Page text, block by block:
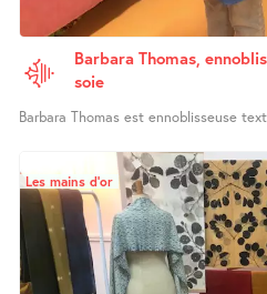
Barbara Thomas,
soie
Barbara Thomas est ennoblisseuse
Les mains d’or